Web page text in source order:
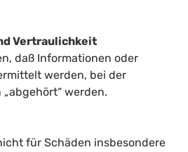
Vertraulichkeit
daß Informationen oder
werden, bei der
werden.
für Schäden insbesondere